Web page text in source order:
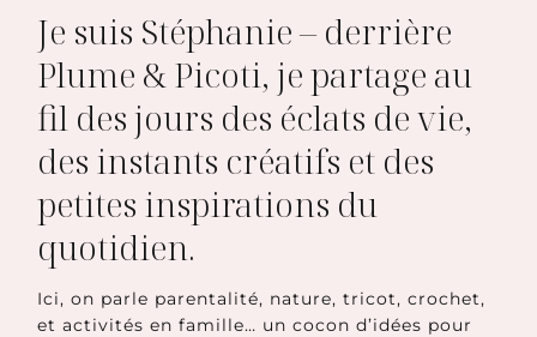
Je suis Stéphanie – derrière
Plume & Picoti, je partage au
fil des jours des éclats de vie,
des instants créatifs et des
petites inspirations du
quotidien.
Ici, on parle parentalité, nature, tricot, crochet,
et activités en famille… un cocon d’idées pour